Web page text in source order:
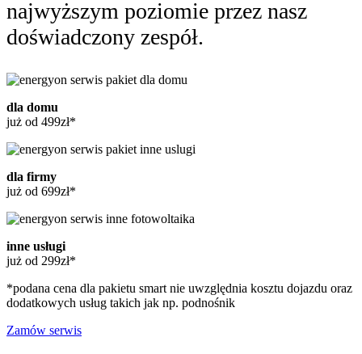
najwyższym poziomie przez nasz
doświadczony zespół.
dla domu
już od 499zł*
dla firmy
już od 699zł*
inne usługi
już od 299zł*
*podana cena dla pakietu smart nie uwzględnia kosztu dojazdu oraz
dodatkowych usług takich jak np. podnośnik
Zamów serwis